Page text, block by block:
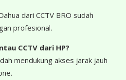
dari CCTV BRO sudah
profesional.
CCTV dari HP?
mendukung akses jarak jauh